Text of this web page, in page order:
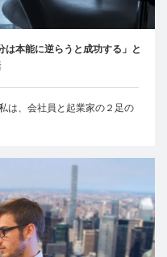
本能に逆らうと成功する」と
は、会社員と起業家の２足の